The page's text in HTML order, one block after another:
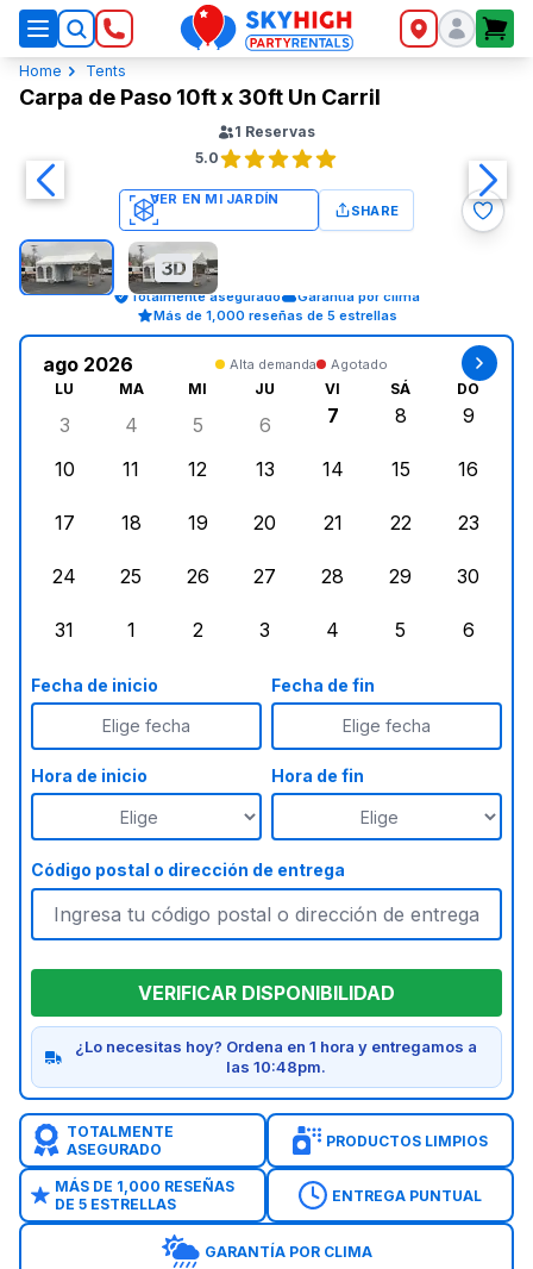
SkyHigh Logo
Home Tents
Carpa de Paso 10ft x 30ft Un Carril
1 Reservas
5.0
SHARE
Totalmente asegurado
Garantía por clima
Más de 1,000 reseñas de 5 estrellas
ago 2026 Alta demanda Agotado
LU MA MI JU VI SÁ DO
lunes, agosto 3, 2026
3
martes, agosto 4, 2026
4
miércoles, agosto 5, 2026
5
jueves, agosto 6, 2026
6
7
8
9
10
11
12
13
14
15
16
17
18
19
20
21
22
23
24
25
26
27
28
29
30
31
1
2
3
4
5
6
Fecha de inicio
Elige fecha
Fecha de fin
Elige fecha
Hora de inicio Hora de fin
Código postal o dirección de entrega
VERIFICAR DISPONIBILIDAD
¿Lo necesitas hoy? Ordena en 1 hora y entregamos a
las 10:48pm.
TOTALMENTE
ASEGURADO
PRODUCTOS LIMPIOS
MÁS DE 1,000 RESEÑAS
DE 5 ESTRELLAS
ENTREGA PUNTUAL
GARANTÍA POR CLIMA